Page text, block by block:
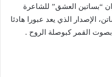
“بساتين العشق” للشاعرة
الإصدار الذي يعد عبورا هادئا
بصوت القمر كبوصلة الروح .